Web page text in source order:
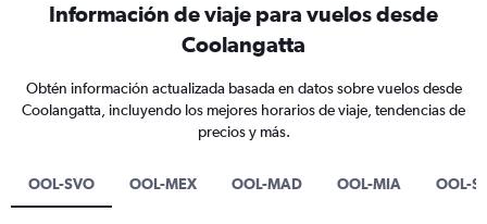
Información de viaje para vuelos desde
Coolangatta
Obtén información actualizada basada en datos sobre vuelos desde
Coolangatta, incluyendo los mejores horarios de viaje, tendencias de
precios y más.
OOL-SVO OOL-MEX OOL-MAD OOL-MIA OOL-